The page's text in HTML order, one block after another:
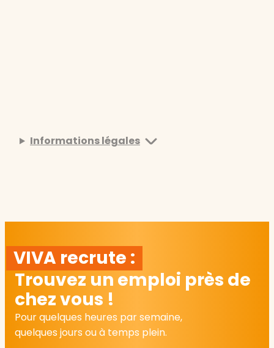
Informations légales
VIVA recrute :
Trouvez un emploi près de
chez vous !
Pour quelques heures par semaine,
quelques jours ou à temps plein.